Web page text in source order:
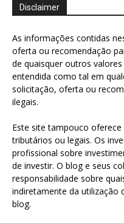
Disclaimer
As informações contidas
oferta ou recomendação
de quaisquer outros
entendida como tal em
solicitação, oferta ou
ilegais.
Este site tampouco
tributários ou legais. Os
profissional sobre
de investir. O blog e seus
responsabilidade sobre
indiretamente da utilização
blog.